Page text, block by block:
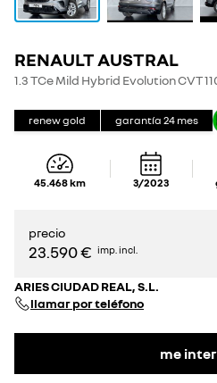
RENAULT AUSTRAL
1.3 TCe Mild Hybrid Evolution CVT
renew gold garantía 24 mes
45.468km 3/2023
precio
23.590 € imp. incl.
ARIES CIUDAD REAL, S.L.
llamar por teléfono
me